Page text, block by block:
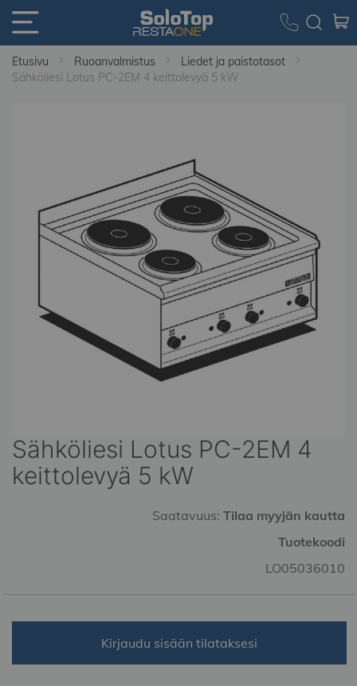
Etusivu Ruoanvalmistus
Liedet ja paistotasot
Sähköliesi Lotus PC-2EM 4 keittolevyä 5 kW
Sähköliesi Lotus PC-2EM 4
keittolevyä 5 kW
Saatavuus: Tilaa myyjän kautta
Tuotekoodi
LO05036010
Kirjaudu sisään tilataksesi
images
gallery
Skip
to
the